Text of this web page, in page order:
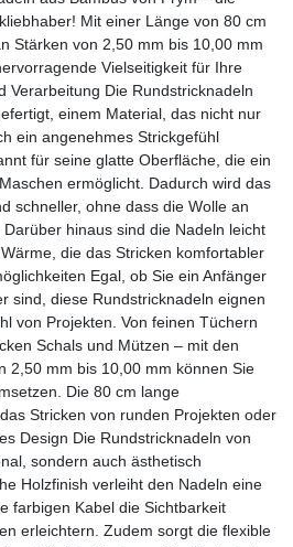
Mit einer Länge von 80 cm
Stärken von 2,50 mm bis 10,00 mm
Vielseitigkeit für Ihre
Verarbeitung Die Rundstricknadeln
einem Material, das nicht nur
ein angenehmes Strickgefühl
für seine glatte Oberfläche, die ein
ermöglicht. Dadurch wird das
schneller, ohne dass die Wolle an
hinaus sind die Nadeln leicht
die das Stricken komfortabler
Egal, ob Sie ein Anfänger
sind, diese Rundstricknadeln eignen
von Projekten. Von feinen Tüchern
Schals und Mützen – mit den
2,50 mm bis 10,00 mm können Sie
Die 80 cm lange
Stricken von runden Projekten oder
Design Die Rundstricknadeln von
sondern auch ästhetisch
Holzfinish verleiht den Nadeln eine
farbigen Kabel die Sichtbarkeit
erleichtern. Zudem sorgt die flexible